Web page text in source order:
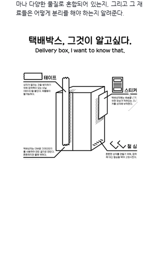
마나 다양한 물질로 혼합되어 있는지, 그리고 그 재
료들은 어떻게 분리를 해야 하는지 알려준다.